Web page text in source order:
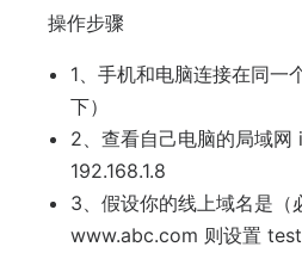
操作步骤
1、手机和电脑连接在同一
下）
2、查看自己电脑的局域网
192.168.1.8
3、假设你的线上域名是（
www.abc.com 则设置